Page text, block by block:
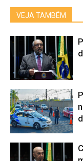
VEJA TAMBÉM